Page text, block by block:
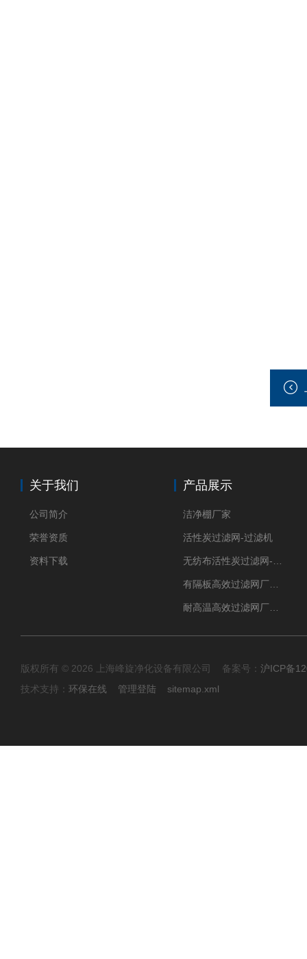
关于我们
公司简介
荣誉资质
资料下载
产品展示
洁净棚厂家
活性炭过滤网-过滤机
版权所有 © 2026 上海峰旋净化设备有限公司 备案号： 沪ICP备
技术支持： 环保在线 管理登陆 sitemap.xml